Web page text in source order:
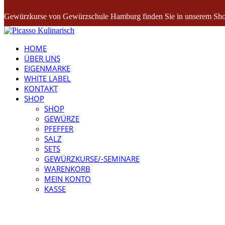
Gewürzkurse von Gewürzschule Hamburg finden Sie in unserem
HOME
ÜBER UNS
EIGENMARKE
WHITE LABEL
KONTAKT
SHOP
SHOP
GEWÜRZE
PFEFFER
SALZ
SETS
GEWÜRZKURSE/-SEMINARE
WARENKORB
MEIN KONTO
KASSE